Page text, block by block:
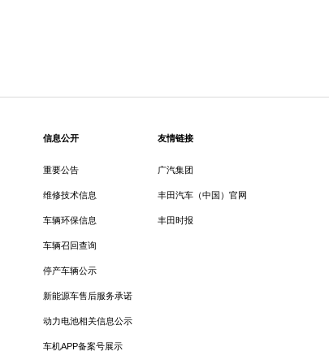
信息公开
重要公告
维修技术信息
车辆环保信息
车辆召回查询
停产车辆公示
新能源车售后服务承诺
动力电池相关信息公示
车机APP备案号展示
友情链接
广汽集团
丰田汽车（中国）官网
丰田时报